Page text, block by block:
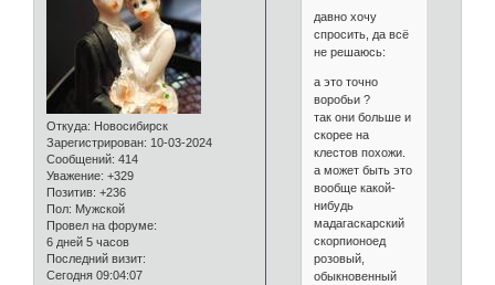
Откуда: Новосибирск
Зарегистрирован: 10-03-2024
Сообщений: 414
Уважение: +329
Позитив: +236
Пол: Мужской
Провел на форуме:
6 дней 5 часов
Последний визит:
Сегодня 09:04:07
давно хочу
спросить, да всё
не решаюсь:
а это точно
воробьи ?
так они больше и
скорее на
клестов похожи.
а может быть это
вообще какой-
нибудь
мадагаскарский
скорпионоед
розовый,
обыкновенный